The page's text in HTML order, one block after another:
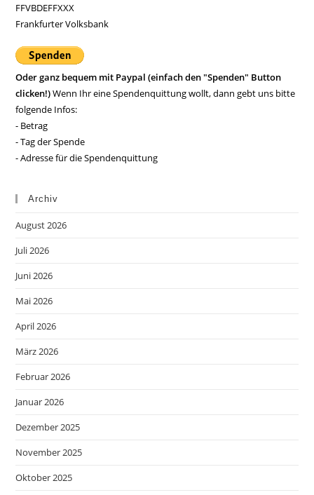
FFVBDEFFXXX
Frankfurter Volksbank
Oder ganz bequem mit Paypal (einfach den "Spenden" Button
clicken!)Wenn Ihr eine Spendenquittung wollt, dann gebt uns bitte
folgende Infos:
- Betrag
- Tag der Spende
- Adresse für die Spendenquittung
Archiv
August 2026
Juli 2026
Juni 2026
Mai 2026
April 2026
März 2026
Februar 2026
Januar 2026
Dezember 2025
November 2025
Oktober 2025